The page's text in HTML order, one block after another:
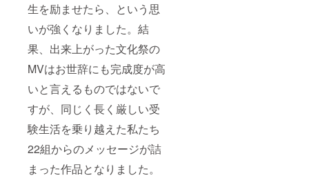
生を励ませたら、という思
いが強くなりました。結
果、出来上がった文化祭の
MVはお世辞にも完成度が高
いと言えるものではないで
すが、同じく長く厳しい受
験生活を乗り越えた私たち
22組からのメッセージが詰
まった作品となりました。